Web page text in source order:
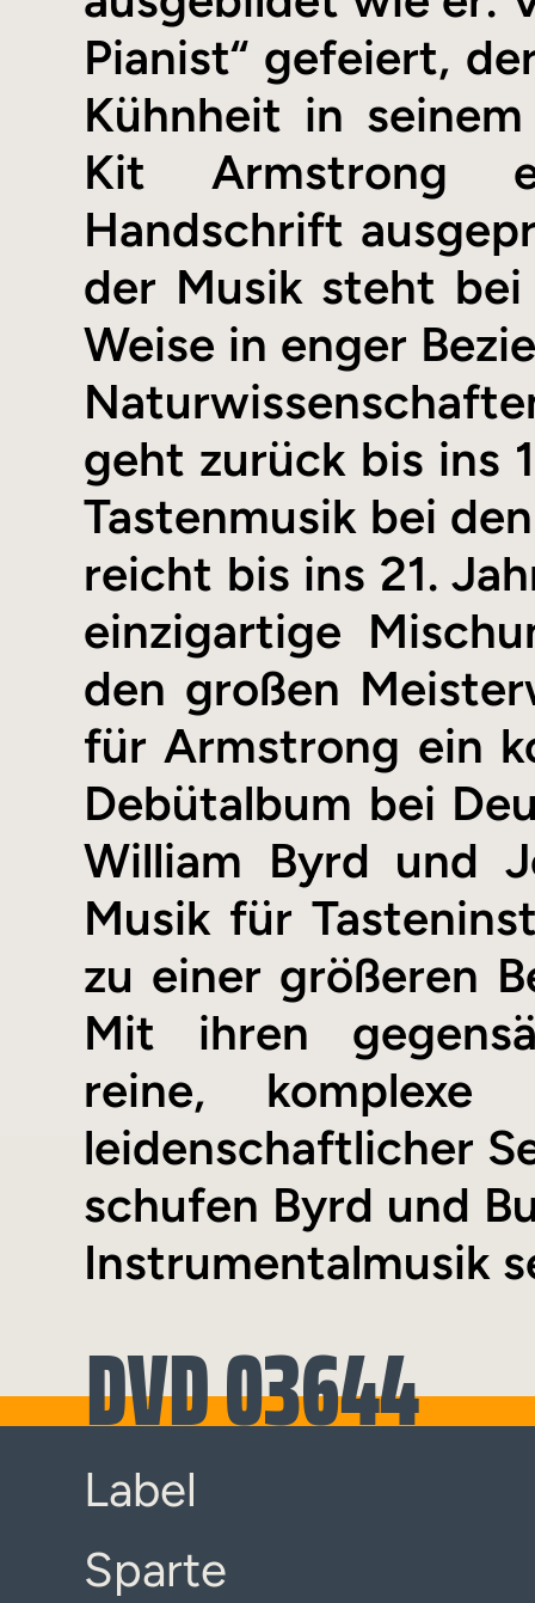
Pianist“ gefeiert,
Kühnheit in
Kit Armstrong
Handschrift
der Musik steht
Weise in enger
geht zurück bis ins
Tastenmusik bei
reicht bis ins 21.
einzigartige
den großen
für Armstrong ein
Debütalbum bei
William Byrd und
Musik für
zu einer größeren
Mit ihren
reine,
leidenschaftlicher
schufen Byrd und
Instrumentalmusik
DVD 03644
Label
Sparte